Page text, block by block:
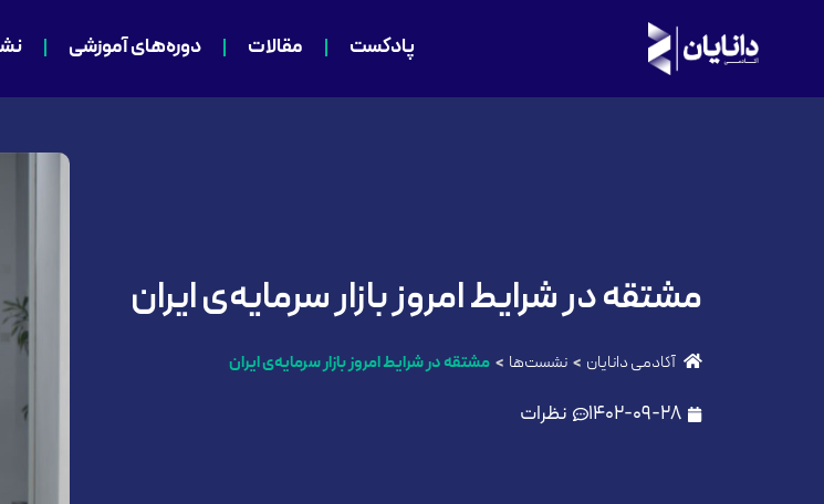
پادکست مقالات دوره‌های آموزشی
مشتقه در شرایط امروز بازار سرمایه‌ی ایران
آکادمی دانایان نشست‌ها مشتقه در شرایط امروز بازار سرمایه‌ی ایران
1402-09-28 نظرات